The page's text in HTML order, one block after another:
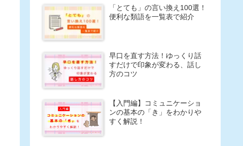
「とても」の言い換え100選！
便利な類語を一覧表で紹介
早口を直す方法！ゆっくり話
すだけで印象が変わる、話し
方のコツ
【入門編】コミュニケーショ
ンの基本の「き」をわかりや
すく解説！